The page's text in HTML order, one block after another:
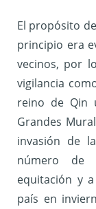
El propósito
principio era
vecinos, por
vigilancia
reino de Qin
Grandes
invasión de
número de
equitación y
país en